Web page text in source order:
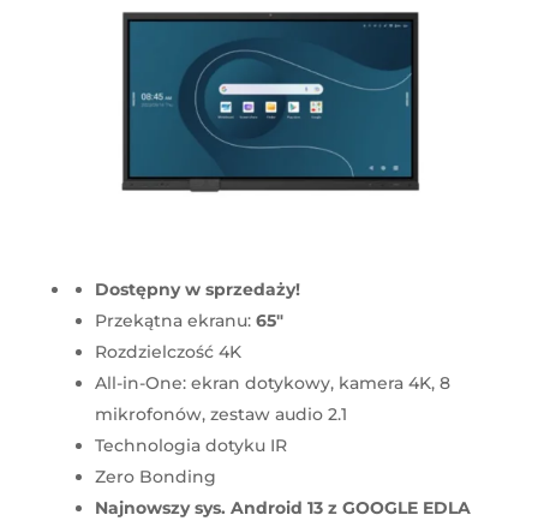
Dostępny w sprzedaży!
Przekątna ekranu: 65"
Rozdzielczość 4K
All-in-One: ekran dotykowy, kamera 4K, 8
mikrofonów, zestaw audio 2.1
Technologia dotyku IR
Zero Bonding
Najnowszy sys. Android 13 z GOOGLE EDLA